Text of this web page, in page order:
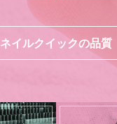
ネイルクイックの品質